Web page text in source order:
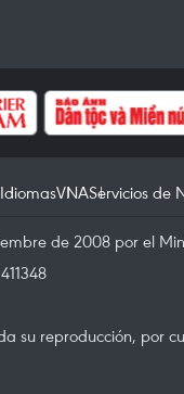
IdiomasVNAServicios de
de 2008 por el
su reproducción, por